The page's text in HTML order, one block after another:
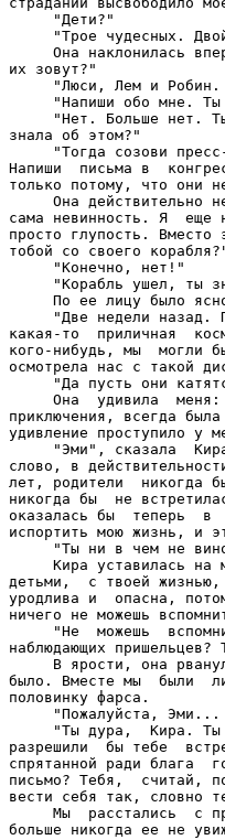
     "Дети?"
"Трое чудесных.
Она наклонилась
их зовут?"
"Люси, Лем и
"Напиши обо мне.
"Нет. Больше нет.
знала об этом?"
"Тогда созови
Напиши  письма в
только потому, что они
Она действительно
сама невинность. Я
просто глупость.
тобой со своего
     "Конечно, нет!"
"Корабль ушел, ты
По ее лицу было
"Две недели назад.
какая-то  приличная
кого-нибудь, мы  могли
осмотрела нас с такой
"Да пусть они
Она  удивила
приключения, всегда
удивление проступило у
"Эми", сказала
слово, в
лет, родители  никогда
никогда бы  не
оказалась бы  теперь  в
испортить мою жизнь, и
"Ты ни в чем не
Кира уставилась на
детьми,  с твоей
уродлива и  опасна,
ничего не можешь
"Не  можешь
наблюдающих
В ярости, она
было. Вместе мы  были
половинку фарса.
"Пожалуйста,
"Ты дура,  Кира.
разрешили  бы тебе
спрятанной ради блага
письмо? Тебя,  считай,
вести себя так, словно
Мы  расстались  с
больше никогда ее не